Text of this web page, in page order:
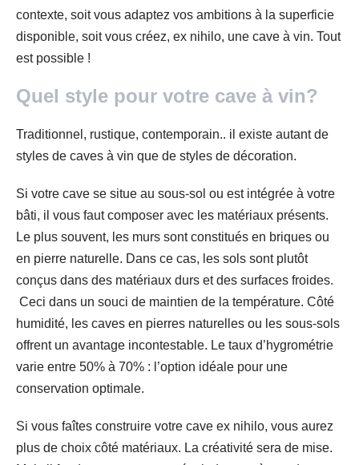
contexte, soit vous adaptez vos ambitions à la superficie
disponible, soit vous créez, ex nihilo, une cave à vin. Tout
est possible !
Quel style pour votre cave à vin?
Traditionnel, rustique, contemporain.. il existe autant de
styles de caves à vin que de styles de décoration.
Si votre cave se situe au sous-sol ou est intégrée à votre
bâti, il vous faut composer avec les matériaux présents.
Le plus souvent, les murs sont constitués en briques ou
en pierre naturelle. Dans ce cas, les sols sont plutôt
conçus dans des matériaux durs et des surfaces froides.
Ceci dans un souci de maintien de la température. Côté
humidité, les caves en pierres naturelles ou les sous-sols
offrent un avantage incontestable. Le taux d’hygrométrie
varie entre 50% à 70% : l’option idéale pour une
conservation optimale.
Si vous faîtes construire votre cave ex nihilo, vous aurez
plus de choix côté matériaux. La créativité sera de mise.